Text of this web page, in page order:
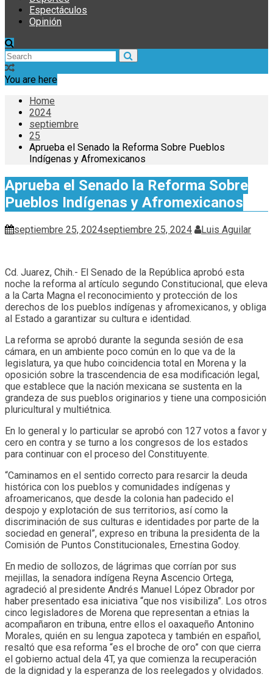
Espectáculos
Opinión
You are here
Home
2024
septiembre
25
Aprueba el Senado la Reforma Sobre Pueblos
Indígenas y Afromexicanos
Aprueba el Senado la Reforma Sobre
Pueblos Indígenas y Afromexicanos
septiembre 25, 2024septiembre 25, 2024 Luis Aguilar
Cd. Juarez, Chih.- El Senado de la República aprobó esta
noche la reforma al artículo segundo Constitucional, que eleva
a la Carta Magna el reconocimiento y protección de los
derechos de los pueblos indígenas y afromexicanos, y obliga
al Estado a garantizar su cultura e identidad.
La reforma se aprobó durante la segunda sesión de esa
cámara, en un ambiente poco común en lo que va de la
legislatura, ya que hubo coincidencia total en Morena y la
oposición sobre la trascendencia de esa modificación legal,
que establece que la nación mexicana se sustenta en la
grandeza de sus pueblos originarios y tiene una composición
pluricultural y multiétnica.
En lo general y lo particular se aprobó con 127 votos a favor y
cero en contra y se turno a los congresos de los estados
para continuar con el proceso del Constituyente.
“Caminamos en el sentido correcto para resarcir la deuda
histórica con los pueblos y comunidades indígenas y
afroamericanos, que desde la colonia han padecido el
despojo y explotación de sus territorios, así como la
discriminación de sus culturas e identidades por parte de la
sociedad en general”, expreso en tribuna la presidenta de la
Comisión de Puntos Constitucionales, Ernestina Godoy.
En medio de sollozos, de lágrimas que corrían por sus
mejillas, la senadora indígena Reyna Ascencio Ortega,
agradeció al presidente Andrés Manuel López Obrador por
haber presentado esa iniciativa “que nos visibiliza”. Los otros
cinco legisladores de Morena que representan a etnias la
acompañaron en tribuna, entre ellos el oaxaqueño Antonino
Morales, quién en su lengua zapoteca y también en español,
resaltó que esa reforma “es el broche de oro” con que cierra
el gobierno actual dela 4T, ya que comienza la recuperación
de la dignidad y la esperanza de los reelegados y olvidados.